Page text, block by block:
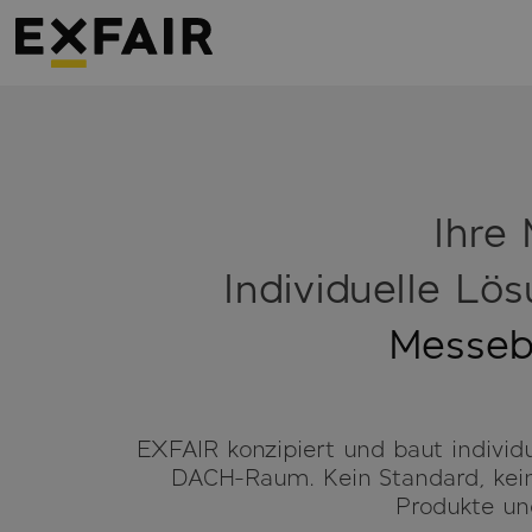
Ihre
Individuelle
EXFAIR konzipiert und baut
DACH-Raum. Kein Standard,
Produkte